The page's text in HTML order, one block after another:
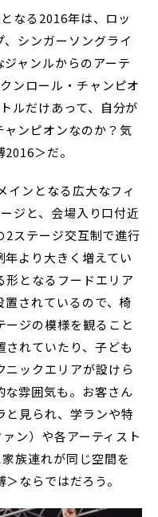
なる2016年は、ロッ
シンガーソングライ
ャンルからのアーテ
ンロール・チャンピオ
ルだけあって、自分が
ンピオンなのか？気
＞だ。
インとなる広大なフィ
ジと、会場入り口付近
2ステージ交互制で進行
年より大きく増えてい
形となるフードエリア
されているので、椅
ジの模様を観ること
れていたり、子ども
ニックエリアが設けら
な雰囲気も。お客さん
と見られ、学ランや特
ン）や各アーティスト
族連れが同じ空間を
ならではだろう。